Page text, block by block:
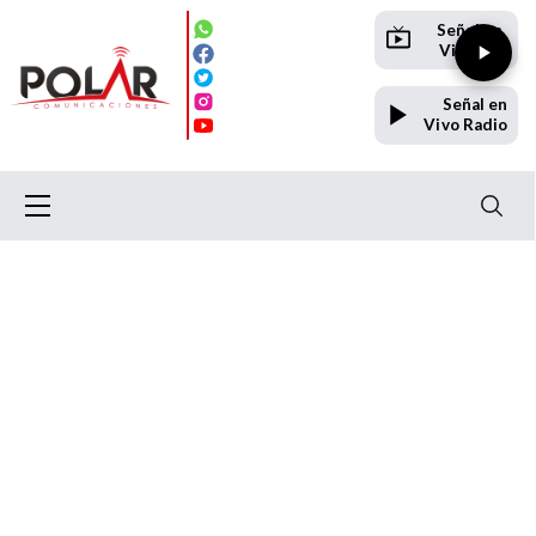
Señal en
Vivo TV
Señal en
Vivo Radio